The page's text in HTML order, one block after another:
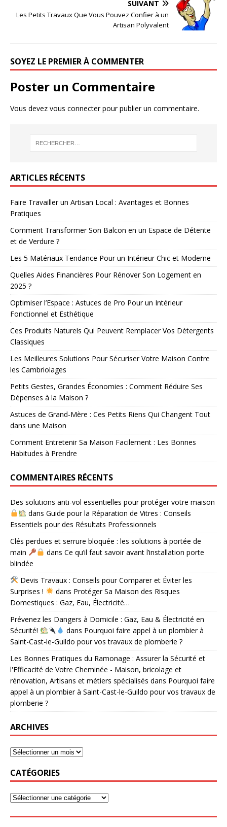
SUIVANT
Les Petits Travaux Que Vous Pouvez Confier à un
Artisan Polyvalent
SOYEZ LE PREMIER À COMMENTER
Poster un Commentaire
Vous devez vous connecterpour publier un commentaire.
ARTICLES RÉCENTS
Faire Travailler un Artisan Local : Avantages et Bonnes
Pratiques
Comment Transformer Son Balcon en un Espace de Détente
et de Verdure ?
Les 5 Matériaux Tendance Pour un Intérieur Chic et Moderne
Quelles Aides Financières Pour Rénover Son Logement en
2025 ?
Optimiser l’Espace : Astuces de Pro Pour un Intérieur
Fonctionnel et Esthétique
Ces Produits Naturels Qui Peuvent Remplacer Vos Détergents
Classiques
Les Meilleures Solutions Pour Sécuriser Votre Maison Contre
les Cambriolages
Petits Gestes, Grandes Économies : Comment Réduire Ses
Dépenses à la Maison ?
Astuces de Grand-Mère : Ces Petits Riens Qui Changent Tout
dans une Maison
Comment Entretenir Sa Maison Facilement : Les Bonnes
Habitudes à Prendre
COMMENTAIRES RÉCENTS
Des solutions anti-vol essentielles pour protéger votre maison
dans Guide pour la Réparation de Vitres : Conseils
Essentiels pour des Résultats Professionnels
Clés perdues et serrure bloquée : les solutions à portée de
main
dans Ce qu’il faut savoir avant l’installation porte
blindée
Devis Travaux : Conseils pour Comparer et Éviter les
Surprises !
dans Protéger Sa Maison des Risques
Domestiques : Gaz, Eau, Électricité…
Prévenez les Dangers à Domicile : Gaz, Eau & Électricité en
Sécurité!
dans Pourquoi faire appel à un plombier à
Saint-Cast-le-Guildo pour vos travaux de plomberie ?
Les Bonnes Pratiques du Ramonage : Assurer la Sécurité et
l'Efficacité de Votre Cheminée - Maison, bricolage et
rénovation, Artisans et métiers spécialisés dans Pourquoi faire
appel à un plombier à Saint-Cast-le-Guildo pour vos travaux de
plomberie ?
ARCHIVES
CATÉGORIES